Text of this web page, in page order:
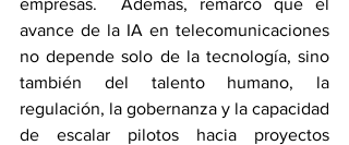
empresas.  Además, remarcó que el
avance de la IA en telecomunicaciones
no depende solo de la tecnología, sino
también del talento humano, la
regulación, la gobernanza y la capacidad
de escalar pilotos hacia proyectos